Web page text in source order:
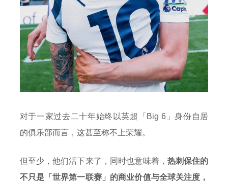
对于一家过去二十年始终以英超「Big 6」身份自居
的俱乐部而言，这甚至称不上荣耀。
但至少，他们活下来了，同时也意味着， 热刺保住的
不只是「世界第一联赛」的商业价值与全球关注度，